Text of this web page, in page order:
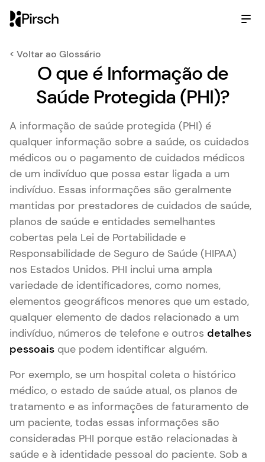
Pirsch
< Voltar ao Glossário
O que é Informação de
Saúde Protegida (PHI)?
A informação de saúde protegida (PHI) é
qualquer informação sobre a saúde, os cuidados
médicos ou o pagamento de cuidados médicos
de um indivíduo que possa estar ligada a um
indivíduo. Essas informações são geralmente
mantidas por prestadores de cuidados de saúde,
planos de saúde e entidades semelhantes
cobertas pela Lei de Portabilidade e
Responsabilidade de Seguro de Saúde (HIPAA)
nos Estados Unidos. PHI inclui uma ampla
variedade de identificadores, como nomes,
elementos geográficos menores que um estado,
qualquer elemento de dados relacionado a um
indivíduo, números de telefone e outros detalhes
pessoais que podem identificar alguém.
Por exemplo, se um hospital coleta o histórico
médico, o estado de saúde atual, os planos de
tratamento e as informações de faturamento de
um paciente, todas essas informações são
consideradas PHI porque estão relacionadas à
saúde e à identidade pessoal do paciente. Sob a